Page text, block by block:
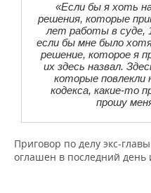
«Если бы я хоть
решения, которые
лет работы в суде,
если бы мне было
решение, которое я
их здесь назвал.
которые повлекли
кодекса, какие-то
прошу
Приговор по делу экс-
оглашен в последний день